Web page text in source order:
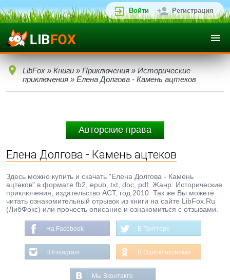
Войти Регистрация
LibFox » Книги » Приключения » Исторические
приключения » Елена Долгова - Камень ацтеков
Авторские права
Елена Долгова - Камень ацтеков
Здесь можно купить и скачать "Елена Долгова - Камень
ацтеков" в формате fb2, epub, txt, doc, pdf. Жанр: Исторические
приключения, издательство АСТ, год 2010. Так же Вы можете
читать ознакомительный отрывок из книги на сайте LibFox.Ru
(ЛибФокс) или прочесть описание и ознакомиться с отзывами.
На Facebook В Твиттере
В Instagram В Одноклассниках
Мы Вконтакте